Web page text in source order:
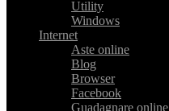
Utility
Windows
Internet
Aste online
Blog
Browser
Facebook
Guadagnare online